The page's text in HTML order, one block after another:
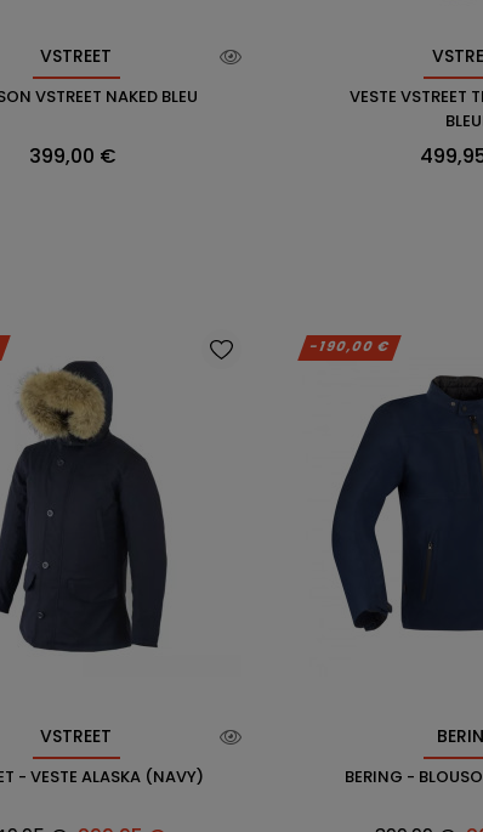
VSTREET
VSTREET NAKED BLEU
Prix
399,00 €
VESTE VSTREET
Prix
VSTREET
- VESTE ALASKA (NAVY)
-190,00 €
BERING -